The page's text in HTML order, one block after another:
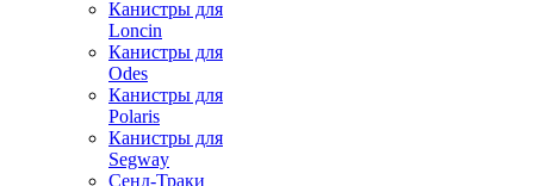
Канистры для
Loncin
Канистры для
Odes
Канистры для
Polaris
Канистры для
Segway
Сенд-Траки